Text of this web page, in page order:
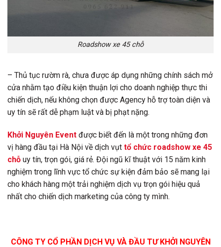
Roadshow xe 45 chỗ
– Thủ tục rườm rà, chưa được áp dụng những chính sách mở
cửa nhằm tạo điều kiện thuận lợi cho doanh nghiệp thực thi
chiến dịch, nếu không chọn được Agency hỗ trợ toàn diện và
uy tín sẽ rất dễ phạm luật và bị phạt nặng.
Khởi Nguyên Event được biết đến là một trong những đơn
vị hàng đầu tại Hà Nội về dịch vụt tổ chức roadshow xe 45
chỗ uy tín, trọn gói, giá rẻ. Đội ngũ kĩ thuật với 15 năm kinh
nghiệm trong lĩnh vực tổ chức sự kiện đảm bảo sẽ mang lại
cho khách hàng một trải nghiệm dịch vụ trọn gói hiệu quả
nhất cho chiến dịch marketing của công ty mình.
CÔNG TY CỔ PHẦN DỊCH VỤ VÀ ĐẦU TƯ KHỞI NGUYÊN